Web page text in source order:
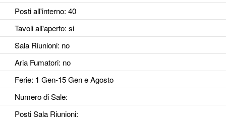
Posti all'interno: 40
Tavoli all'aperto: si
Sala Riunioni: no
Aria Fumatori: no
Ferie: 1 Gen-15 Gen e Agosto
Numero di Sale:
Posti Sala Riunioni: